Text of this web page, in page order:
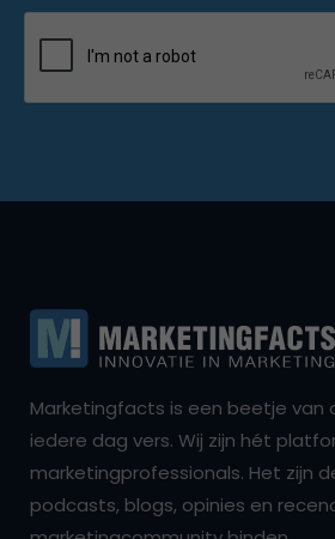
Marketingfacts is een beetje van
iedere dag vers. Wij zijn hét
marketingprofessionals. Het zijn
podcasts, blogs, opinies en